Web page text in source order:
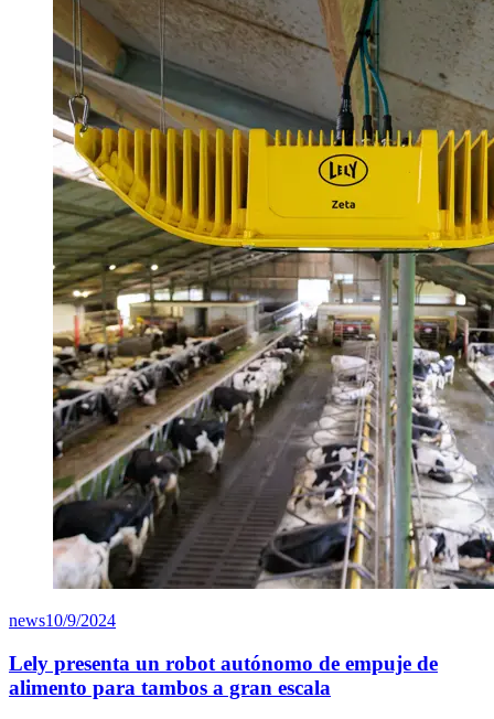
news10/9/2024
Lely presenta un robot autónomo de empuje de
alimento para tambos a gran escala